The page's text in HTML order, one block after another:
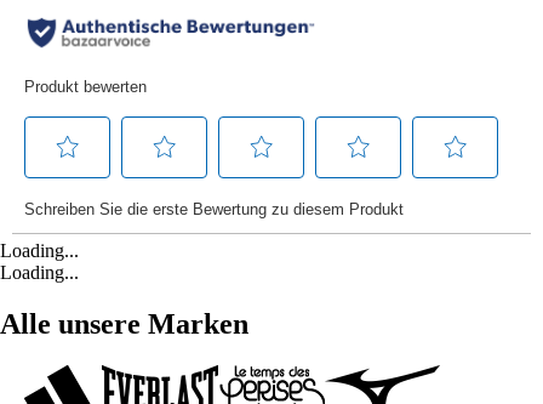
Loading...
Loading...
Alle unsere Marken